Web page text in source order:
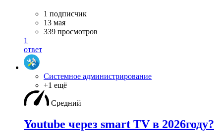
1 подписчик
13 мая
339 просмотров
1
ответ
Системное администрирование
+1 ещё
Средний
Youtube через smart TV в 2026году?